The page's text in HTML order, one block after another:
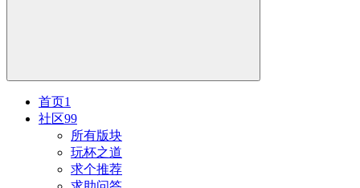
首页1
社区99
所有版块
玩杯之道
求个推荐